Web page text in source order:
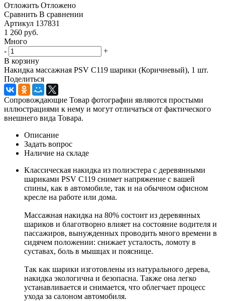
Отложить Отложено
Сравнить В сравнении
Артикул 137831
1 260 руб.
Много
-
+
В корзину
Накидка массажная PSV C119 шарики (Коричневый), 1 шт.
Поделиться
Сопровождающие Товар фотографии являются простыми
иллюстрациями к нему и могут отличаться от фактического
внешнего вида Товара.
Описание
Задать вопрос
Наличие на складе
Классическая накидка из полиэстера с деревянными
шариками PSV С119 снимет напряжение с вашей
спины, как в автомобиле, так и на обычном офисном
кресле на работе или дома.
Массажная накидка на 80% состоит из деревянных
шариков и благотворно влияет на состояние водителя и
пассажиров, вынужденных проводить много времени в
сидячем положении: снижает усталость, ломоту в
суставах, боль в мышцах и пояснице.
Так как шарики изготовлены из натурального дерева,
накидка экологична и безопасна. Также она легко
устанавливается и снимается, что облегчает процесс
ухода за салоном автомобиля.